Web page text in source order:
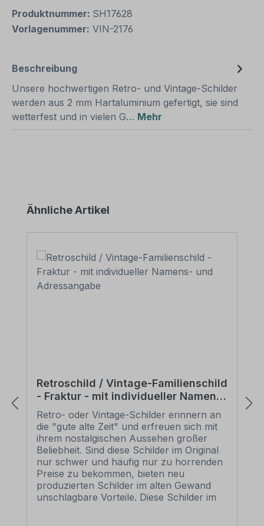
Produktnummer: SH17628
Vorlagenummer: VIN-2176
Beschreibung
Unsere hochwertigen Retro- und Vintage-Schilder
werden aus 2 mm Hartaluminium gefertigt, sie sind
wetterfest und in vielen G… Mehr
Produktgalerie überspringen
Ähnliche Artikel
Retroschild / Vintage-Familienschild
- Fraktur - mit individueller Namens-
und Adressangabe
Retro- oder Vintage-Schilder erinnern an
die "gute alte Zeit" und erfreuen sich mit
ihrem nostalgischen Aussehen großer
Beliebheit. Sind diese Schilder im Original
nur schwer und häufig nur zu horrenden
Preise zu bekommen, bieten neu
produzierten Schilder im alten Gewand
unschlagbare Vorteile. Diese Schilder im